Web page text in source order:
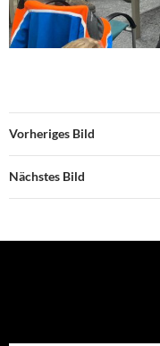
Vorheriges Bild
Nächstes Bild